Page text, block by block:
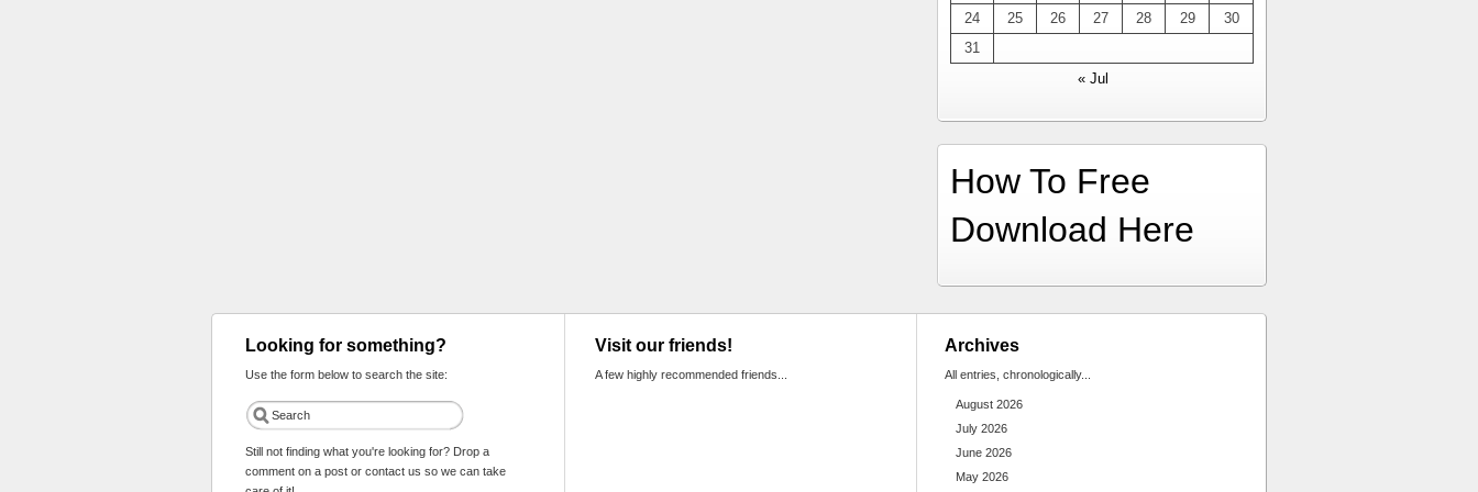
24
25 26 27 28 29
30
31
« Jul
How To Free
Download Here
Looking for something?
Use the form below to search the site:
Still not finding what you're looking for? Drop a
comment on a post or contact us so we can take
Visit our friends!
A few highly recommended friends...
Archives
All entries, chronologically...
August 2026
July 2026
June 2026
May 2026